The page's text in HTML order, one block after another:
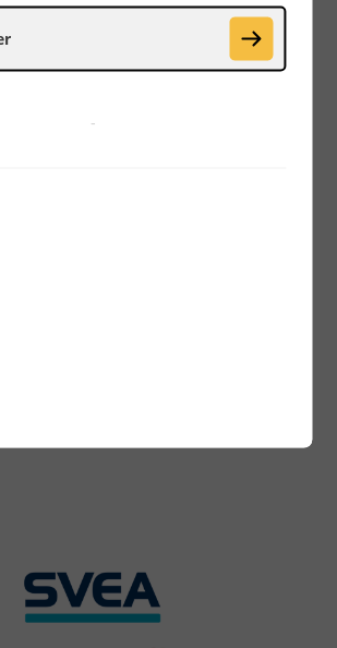
feilsortering vil det bli belastet et
til gjeldende satser.
av batterier vil du motta et
10000,- eks. mva.
-